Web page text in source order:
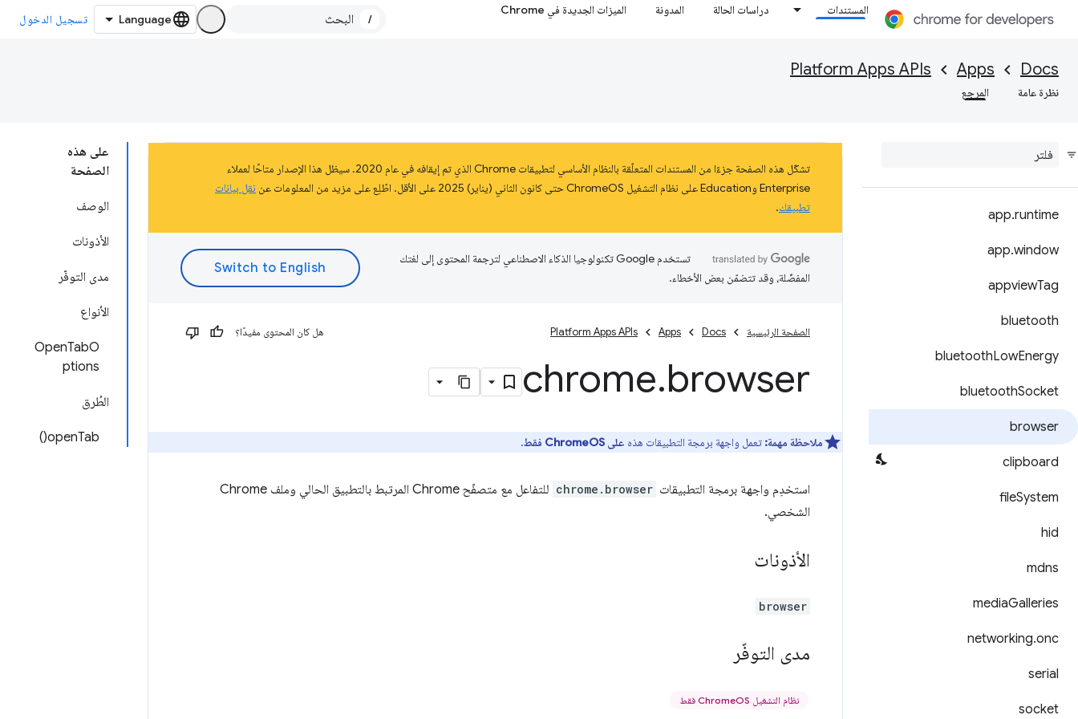
المستندات دراسات الحالة المدونة الميزات الجديدة في Chrome
/ تسجيل الدخول
Docs
Apps
Platform Apps APIs
نظرة عامة المرجع
app.runtime
app.window
appviewTag
bluetooth
bluetoothLowEnergy
bluetoothSocket
browser
clipboard
fileSystem
hid
mdns
mediaGalleries
networking.onc
serial
socket
على هذه
الصفحة
الوصف
الأذونات
مدى التوفّر
الأنواع
OpenTabO
ptions
الطُرق
openTab()
تشكّل هذه الصفحة جزءًا من المستندات المتعلّقة بالنظام الأساسي لتطبيقات Chrome الذي تم إيقافه في عام 2020. سيظل هذا الإصدار متاحًا لعملاء
Enterprise وEducation على نظام التشغيل ChromeOS حتى كانون الثاني (يناير) 2025 على الأقل. اطّلِع على مزيد من المعلومات عن
نقل بيانات
تطبيقك.
تستخدم Google تكنولوجيا الذكاء الاصطناعي لترجمة المحتوى إلى لغتك
المفضّلة، وقد تتضمّن بعض الأخطاء.
الصفحة الرئيسية Docs
Apps
Platform Apps APIs هل كان المحتوى مفيدًا؟
chrome.browser
ملاحظة مهمة: تعمل واجهة برمجة التطبيقات هذه على ChromeOS فقط .
استخدِم واجهة برمجة التطبيقات chrome.browser
للتفاعل مع متصفّح Chrome المرتبط بالتطبيق الحالي وملف Chrome
الشخصي.
الأذونات
browser
مدى التوفّر
نظام التشغيل ChromeOS فقط